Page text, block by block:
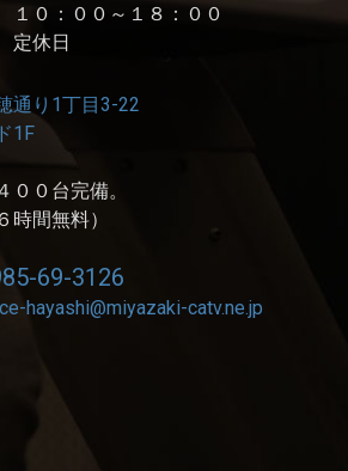
０：００～１８：００
休日
通り1丁目3-22
1F
００台完備。
時間無料）
69-3126
hayashi@miyazaki-catv.ne.jp